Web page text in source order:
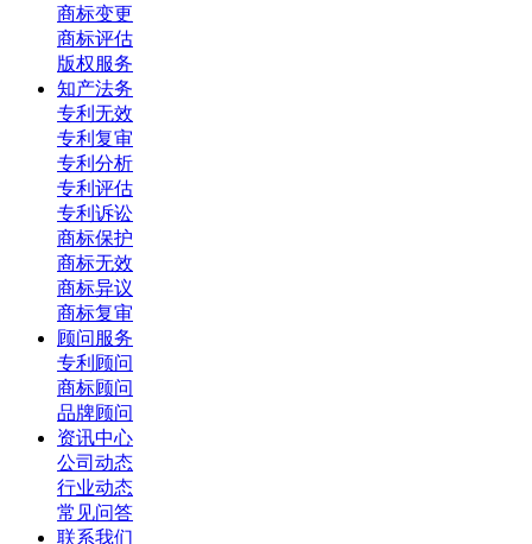
商标变更
商标评估
版权服务
知产法务
专利无效
专利复审
专利分析
专利评估
专利诉讼
商标保护
商标无效
商标异议
商标复审
顾问服务
专利顾问
商标顾问
品牌顾问
资讯中心
公司动态
行业动态
常见问答
联系我们